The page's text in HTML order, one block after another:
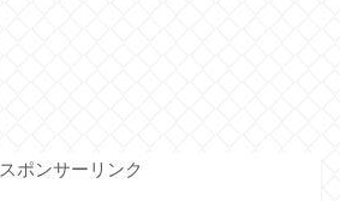
スポンサーリンク